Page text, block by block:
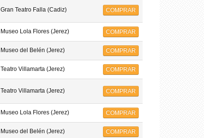
Gran Teatro Falla (Cadiz) COMPRAR
Museo Lola Flores (Jerez) COMPRAR
Museo del Belén (Jerez) COMPRAR
Teatro Villamarta (Jerez) COMPRAR
Teatro Villamarta (Jerez) COMPRAR
Museo Lola Flores (Jerez) COMPRAR
Museo del Belén (Jerez) COMPRAR